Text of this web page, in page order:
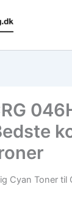
Cyan Toner til